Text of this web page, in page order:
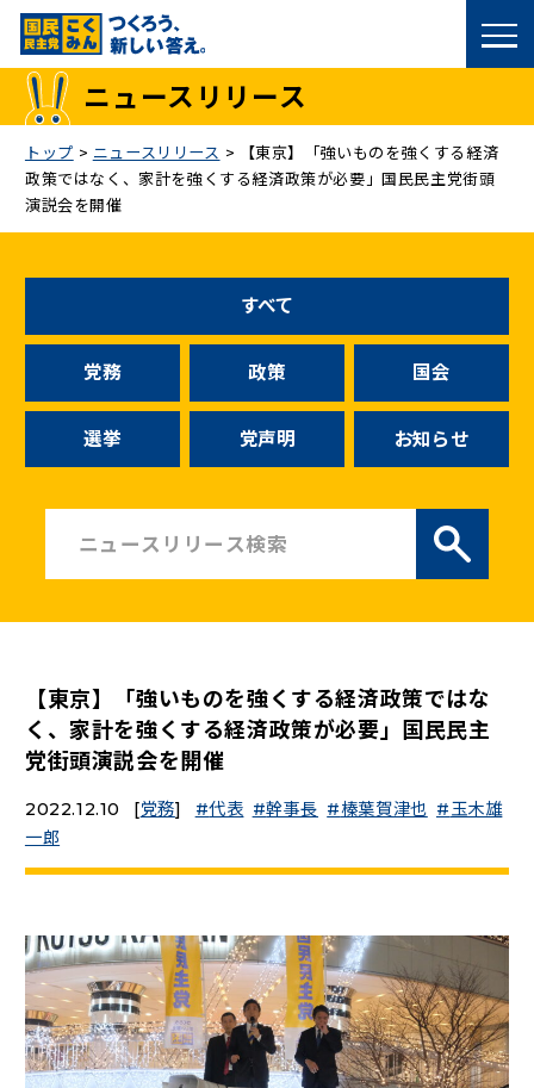
国民民主党トップ
議員
候補者公募
こくみん政治塾
党基本情報
参加・サポート
TEAMこくみんうさぎ （新しいタブで開く）
こくみんオンラインスクール（新しいタブで開く）
二次創作ガイドライン（新しいタブで開く）
プライバシーポリシー
特定商取引法に基づく表記
ニュースリリース
トップ > ニュースリリース >
【東京】「強いものを強くする経済
政策ではなく、家計を強くする経済政策が必要」国民民主党街頭
演説会を開催
すべて
党務 政策 国会
選挙 党声明 お知らせ
【東京】「強いものを強くする経済政策ではな
く、家計を強くする経済政策が必要」国民民主
党街頭演説会を開催
2022.12.10 [党務] 代表 幹事長 榛葉賀津也
玉木雄
一郎